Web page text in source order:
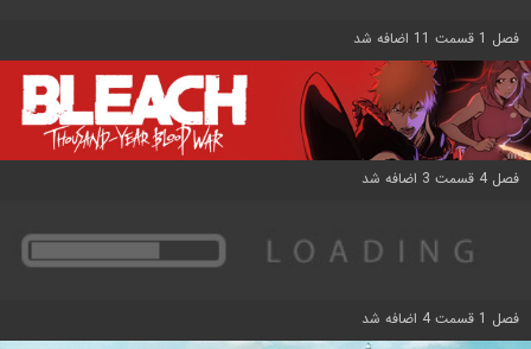
فصل 1 قسمت 11 اضافه شد
فصل 4 قسمت 3 اضافه شد
فصل 1 قسمت 4 اضافه شد